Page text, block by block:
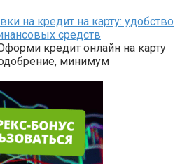
на кредит на карту: удобство
средств
кредит онлайн на карту
минимум